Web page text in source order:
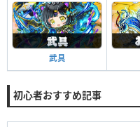
武具
初心者おすすめ記事